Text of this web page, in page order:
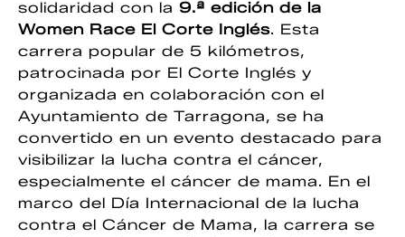
solidaridad con la 9.ª edición de la
Women Race El Corte Inglés. Esta
carrera popular de 5 kilómetros,
patrocinada por El Corte Inglés y
organizada en colaboración con el
Ayuntamiento de Tarragona, se ha
convertido en un evento destacado para
visibilizar la lucha contra el cáncer,
especialmente el cáncer de mama. En el
marco del Día Internacional de la lucha
contra el Cáncer de Mama, la carrera se